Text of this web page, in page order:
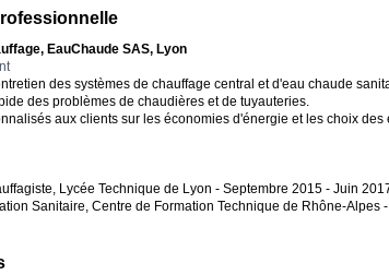
EauChaude SAS, Lyon
des systèmes de chauffage central et d'eau chaude
des problèmes de chaudières et de tuyauteries.
aux clients sur les économies d'énergie et les choix des
Lycée Technique de Lyon - Septembre 2015 - Juin
Sanitaire, Centre de Formation Technique de Rhône-Alpes